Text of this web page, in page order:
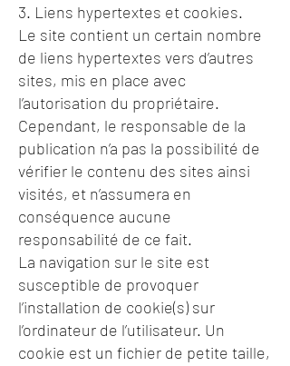
3. Liens hypertextes et cookies.
Le site contient un certain nombre
de liens hypertextes vers d’autres
sites, mis en place avec
l’autorisation du propriétaire.
Cependant, le responsable de la
publication n’a pas la possibilité de
vérifier le contenu des sites ainsi
visités, et n’assumera en
conséquence aucune
responsabilité de ce fait.
La navigation sur le site est
susceptible de provoquer
l’installation de cookie(s) sur
l’ordinateur de l’utilisateur. Un
cookie est un fichier de petite taille,